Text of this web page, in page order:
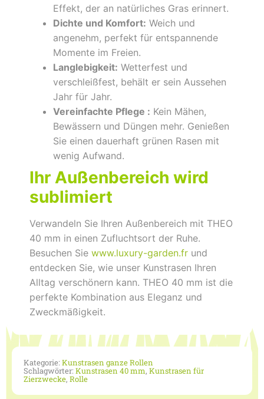
Effekt, der an natürliches Gras erinnert.
Dichte und Komfort: Weich und
angenehm, perfekt für entspannende
Momente im Freien.
Langlebigkeit: Wetterfest und
verschleißfest, behält er sein Aussehen
Jahr für Jahr.
Vereinfachte Pflege : Kein Mähen,
Bewässern und Düngen mehr. Genießen
Sie einen dauerhaft grünen Rasen mit
wenig Aufwand.
Ihr Außenbereich wird
sublimiert
Verwandeln Sie Ihren Außenbereich mit THEO
40 mm in einen Zufluchtsort der Ruhe.
Besuchen Sie www.luxury-garden.fr und
entdecken Sie, wie unser Kunstrasen Ihren
Alltag verschönern kann. THEO 40 mm ist die
perfekte Kombination aus Eleganz und
Zweckmäßigkeit.
Kategorie: Kunstrasen ganze Rollen
Schlagwörter: Kunstrasen 40 mm, Kunstrasen für
Zierzwecke, Rolle